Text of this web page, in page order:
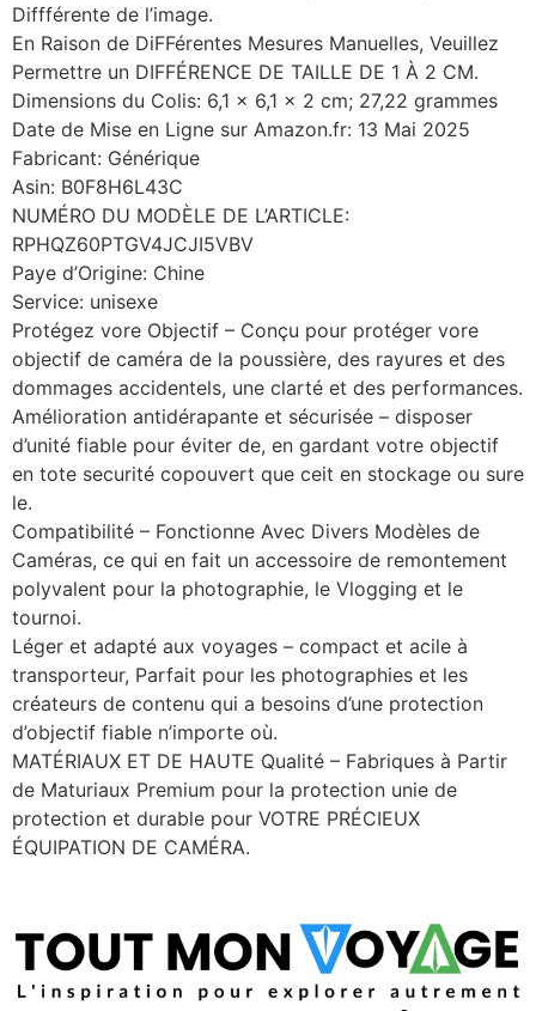
Diffférente de l’image.
En Raison de DiFFérentes Mesures Manuelles, Veuillez
Permettre un DIFFÉRENCE DE TAILLE DE 1 À 2 CM.
Dimensions du Colis: 6,1 x 6,1 x 2 cm; 27,22 grammes
Date de Mise en Ligne sur Amazon.fr: 13 Mai 2025
Fabricant: Générique
Asin: B0F8H6L43C
NUMÉRO DU MODÈLE DE L’ARTICLE:
RPHQZ60PTGV4JCJI5VBV
Paye d’Origine: Chine
Service: unisexe
Protégez vore Objectif – Conçu pour protéger vore
objectif de caméra de la poussière, des rayures et des
dommages accidentels, une clarté et des performances.
Amélioration antidérapante et sécurisée – disposer
d’unité fiable pour éviter de, en gardant votre objectif
en tote securité copouvert que ceit en stockage ou sure
le.
Compatibilité – Fonctionne Avec Divers Modèles de
Caméras, ce qui en fait un accessoire de remontement
polyvalent pour la photographie, le Vlogging et le
tournoi.
Léger et adapté aux voyages – compact et acile à
transporteur, Parfait pour les photographies et les
créateurs de contenu qui a besoins d’une protection
d’objectif fiable n’importe où.
MATÉRIAUX ET DE HAUTE Qualité – Fabriques à Partir
de Maturiaux Premium pour la protection unie de
protection et durable pour VOTRE PRÉCIEUX
ÉQUIPATION DE CAMÉRA.